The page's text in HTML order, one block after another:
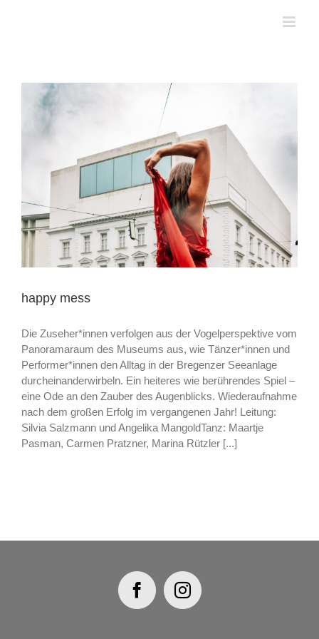
happy mess
Die Zuseher*innen verfolgen aus der Vogelperspektive vom
Panoramaraum des Museums aus, wie Tänzer*innen und
Performer*innen den Alltag in der Bregenzer Seeanlage
durcheinanderwirbeln. Ein heiteres wie berührendes Spiel –
eine Ode an den Zauber des Augenblicks. Wiederaufnahme
nach dem großen Erfolg im vergangenen Jahr! Leitung:
Silvia Salzmann und Angelika MangoldTanz: Maartje
Pasman, Carmen Pratzner, Marina Rützler [...]